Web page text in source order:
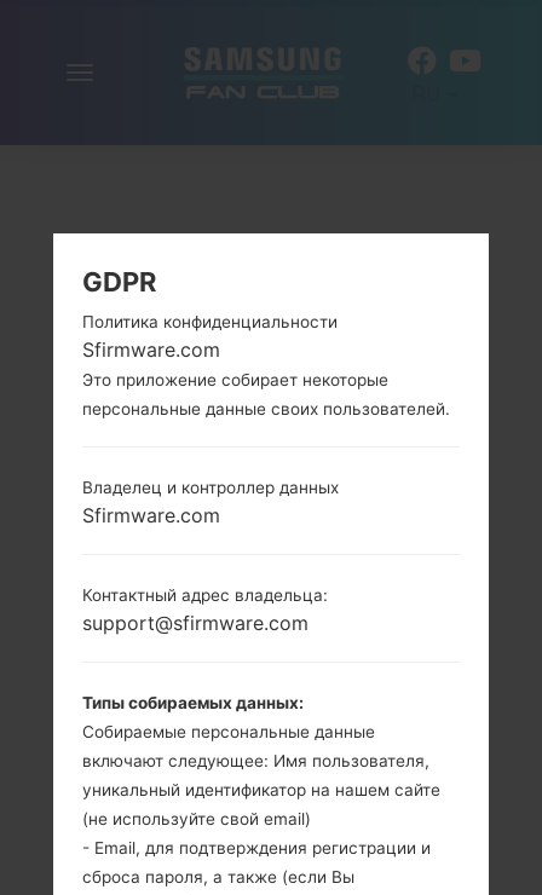
GDPR
Политика конфиденциальности
Sfirmware.com
Это приложение собирает некоторые
персональные данные своих пользователей.
Владелец и контроллер данных
Sfirmware.com
Контактный адрес владельца:
support@sfirmware.com
Типы собираемых данных:
Собираемые персональные данные
включают следующее: Имя пользователя,
уникальный идентификатор на нашем сайте
(не используйте свой email)
- Email, для подтверждения регистрации и
сброса пароля, а также (если Вы